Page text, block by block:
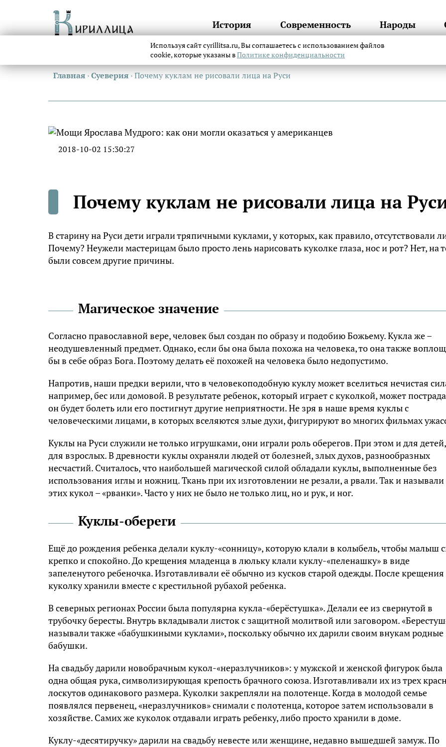
История Современность Народы
Главная ›Суеверия ›Почему куклам не рисовали лица на Руси
2018-10-02 15:30:27
Почему куклам не рисовали лица на
В старину на Руси дети играли тряпичными куклами, у которых, как правило, отсутствовали
Почему? Неужели мастерицам было просто лень нарисовать куколке глаза, нос и рот? Нет, на
были совсем другие причины.
Магическое значение
Согласно православной вере, человек был создан по образу и подобию Божьему. Кукла же –
неодушевленный предмет. Однако, если бы она была похожа на человека, то она также
бы в себе образ Бога. Поэтому делать её похожей на человека было недопустимо.
Напротив, наши предки верили, что в человекоподобную куклу может вселиться нечистая
например, бес или домовой. В результате ребенок, который играет с куколкой, может
он будет болеть или его постигнут другие неприятности. Не зря в наше время куклы с
человеческими лицами, в которых вселяются злые духи, фигурируют во многих фильмах
Куклы на Руси служили не только игрушками, они играли роль оберегов. При этом и для
для взрослых. В древности куклы охраняли людей от болезней, злых духов, разнообразных
несчастий. Считалось, что наибольшей магической силой обладали куклы, выполненные без
использования иглы и ножниц. Ткань при их изготовлении не резали, а рвали. Так и называли
этих кукол – «рванки». Часто у них не было не только лиц, но и рук, и ног.
Куклы-обереги
Ещё до рождения ребенка делали куклу-«сонницу», которую клали в колыбель, чтобы малыш
крепко и спокойно. До крещения младенца в люльку клали куклу-«пеленашку» в виде
запеленутого ребеночка. Изготавливали её обычно из кусков старой одежды. После крещения
куколку хранили вместе с крестильной рубахой ребенка.
В северных регионах России была популярна кукла-«берёстушка». Делали ее из свернутой в
трубочку бересты. Внутрь вкладывали листок с защитной молитвой или заговором.
называли также «бабушкиными куклами», поскольку обычно их дарили своим внукам родные
бабушки.
На свадьбу дарили новобрачным кукол-«неразлучников»: у мужской и женской фигурок была
одна общая рука, символизирующая крепость брачного союза. Изготавливали их из трех
лоскутов одинакового размера. Куколки закрепляли на полотенце. Когда в молодой семье
появлялся первенец, «неразлучников» снимали с полотенца, которое затем использовали в
хозяйстве. Самих же куколок отдавали играть ребенку, либо просто хранили в доме.
Куклу-«десятиручку» дарили на свадьбу невесте или женщине, недавно вышедшей замуж. По
Используя сайт cyrillitsa.ru, Вы соглашаетесь с использованием файлов
cookie, которые указаны вПолитике конфиденциальности